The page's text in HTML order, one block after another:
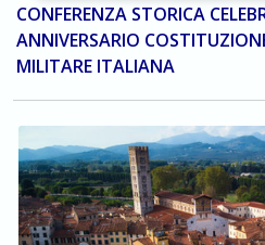
CONFERENZA STORICA
ANNIVERSARIO
MILITARE ITALIANA